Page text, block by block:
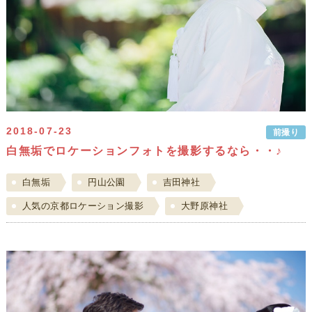
2018-07-23 前撮り
白無垢でロケーションフォトを撮影するなら・・♪
白無垢 円山公園 吉田神社
人気の京都ロケーション撮影 大野原神社